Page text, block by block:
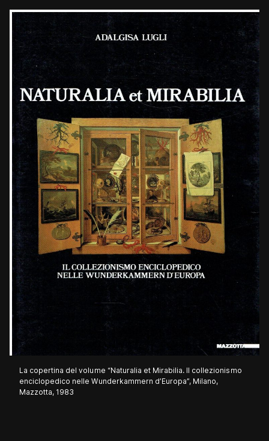
La copertina del volume “Naturalia et Mirabilia. Il collezionismo
enciclopedico nelle Wunderkammern d’Europa”, Milano,
Mazzotta, 1983